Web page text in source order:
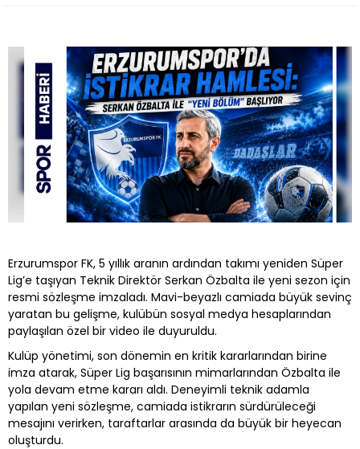
Erzurumspor FK, 5 yıllık aranın ardından takımı yeniden Süper
Lig’e taşıyan Teknik Direktör Serkan Özbalta ile yeni sezon için
resmi sözleşme imzaladı. Mavi-beyazlı camiada büyük sevinç
yaratan bu gelişme, kulübün sosyal medya hesaplarından
paylaşılan özel bir video ile duyuruldu.
Kulüp yönetimi, son dönemin en kritik kararlarından birine
imza atarak, Süper Lig başarısının mimarlarından Özbalta ile
yola devam etme kararı aldı. Deneyimli teknik adamla
yapılan yeni sözleşme, camiada istikrarın sürdürüleceği
mesajını verirken, taraftarlar arasında da büyük bir heyecan
oluşturdu.